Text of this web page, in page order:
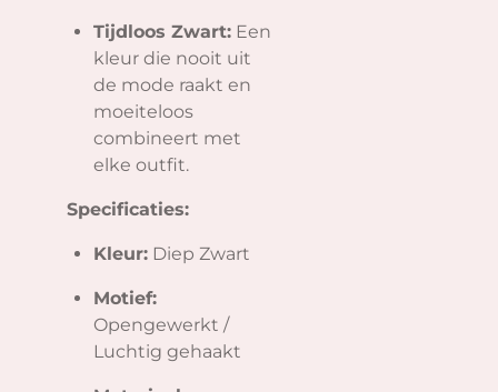
Tijdloos Zwart: Een
kleur die nooit uit
de mode raakt en
moeiteloos
combineert met
elke outfit.
Specificaties:
Kleur: Diep Zwart
Motief:
Opengewerkt /
Luchtig gehaakt